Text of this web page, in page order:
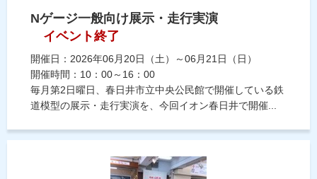
Nゲージ一般向け展示・走行実演
イベント終了
開催日：2026年06月20日（土）～06月21日（日）
開催時間：10：00～16：00
毎月第2日曜日、春日井市立中央公民館で開催している鉄
道模型の展示・走行実演を、今回イオン春日井で開催...